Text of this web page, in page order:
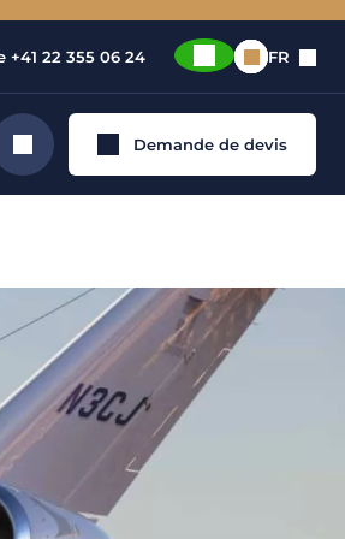
+41 22 355 06 24 FR
Demande de devis